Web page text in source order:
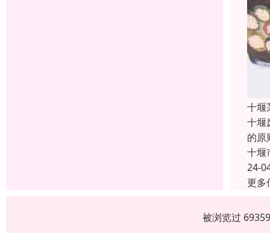
十堰
十堰
的原
十堰
24-
更多
被浏览过